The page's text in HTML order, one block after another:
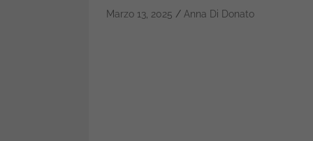
Marzo 13, 2025 Anna Di Donato